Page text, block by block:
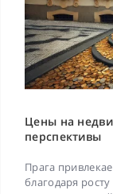
Цены на
перспективы
Прага
благодаря